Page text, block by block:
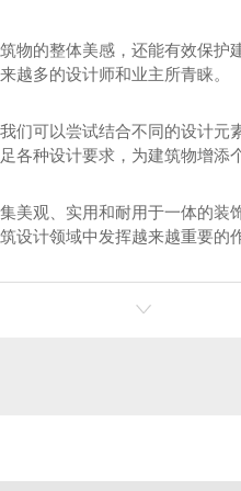
物的整体美感，还能有效保
越多的设计师和业主所青睐。
们可以尝试结合不同的设计
各种设计要求，为建筑物增添
美观、实用和耐用于一体的
设计领域中发挥越来越重要